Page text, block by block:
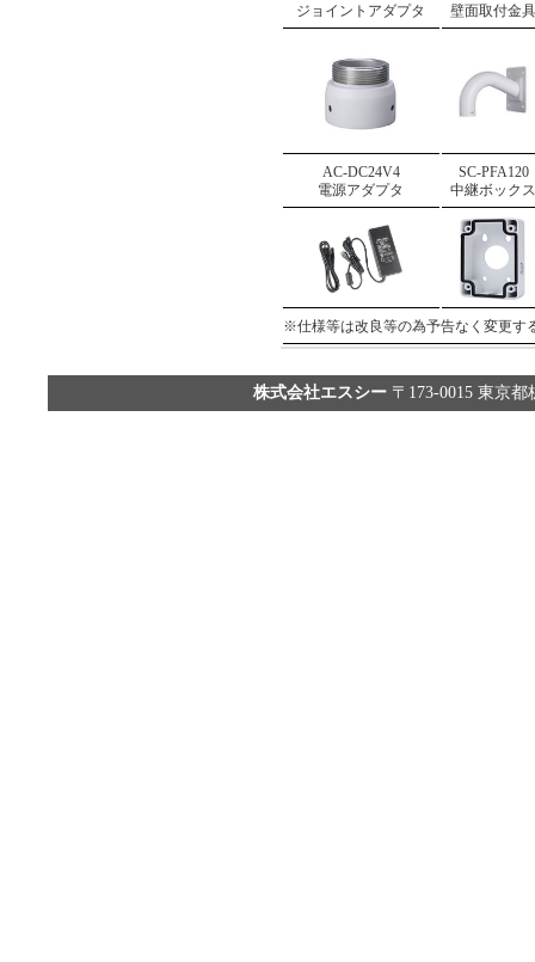
ジョイントアダプタ
壁面取付金具
AC-DC24V4
電源アダプタ
SC-PFA120
中継ボックス
※仕様等は改良等の為予告なく変更す
株式会社エスシー 〒173-0015 東京都